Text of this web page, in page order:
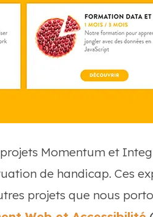
Momentum et
de handicap. Ces
projets que nous